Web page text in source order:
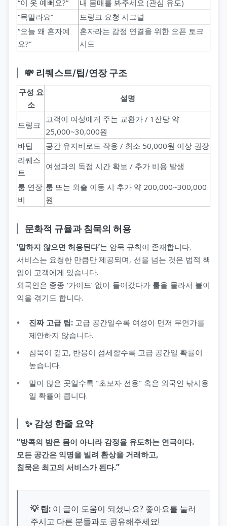
“이 옷 예뻐요?”
내 몸매를 봐주세요 (관심 유도)
“목말라요”
드링크 요청 시그널
“오늘 왜 혼자예
요?”
혼자라는 감정 연결을 위한 오픈 토크
시도
💸 리퀘스트/팁/연장 구조
구성 요
소
설명
드링크
고객이 여성에게 주는 교환가 / 1잔당 약
25,000~30,000원
바팁
공간 유지비로도 작용 / 최소 50,000원 이상 권장
리퀘스
트
여성과의 독점 시간 확보 / 추가 비용 발생
룸 연장
비
룸 또는 외출 이동 시 추가 약 200,000~300,000
원
문화적 규율과 침묵의 허용
‘말하지 않으면 허용된다’는 암묵 규칙이 존재합니다.
서비스는 요청한 만큼만 제공되며, 선을 넘는 것은 법적 책
임이 고객에게 있습니다.
외국인은 종종 ‘가이드’ 없이 들어갔다가 룰을 몰라서 불이
익을 겪기도 합니다.
진짜 고급 팁: 고급 공간일수록 여성이 먼저 무언가를
제안하지 않습니다.
침묵이 깊고, 반응이 섬세할수록 고급 공간일 확률이
높습니다.
말이 많은 곳일수록 "초보자 전용" 혹은 외국인 낚시용
일 확률이 큽니다.
✨ 감성 한줄 요약
“방콕의 밤은 몸이 아니라 감정을 유도하는 연극이다.
모든 공간은 익명을 빌려 환상을 거래하고,
침묵은 최고의 서비스가 된다.”
💡 팁: 이 글이 도움이 되셨나요? 좋아요를 눌러
주시고 다른 분들과도 공유해주세요!